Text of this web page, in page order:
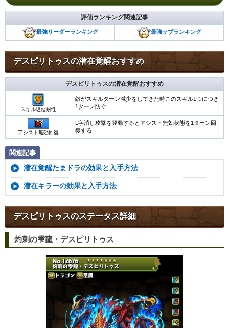
評価ランキング関連記事
最強リーダーランキング 最強サブランキング
デスピリトゥスの潜在覚醒おすすめ
デスピリトゥスの潜在覚醒おすすめ
スキル遅延耐性
敵がスキルターン減少をしてきた時このスキル1つにつき
1ターン防ぐ
アシスト無効回復
L字消し攻撃を発動するとアシスト無効状態を1ターン回
復する
関連記事
潜在覚醒たまドラの効果と入手方法
潜在キラーの効果と入手方法
デスピリトゥスのステータス詳細
灼刺の雫龍・デスピリトゥス